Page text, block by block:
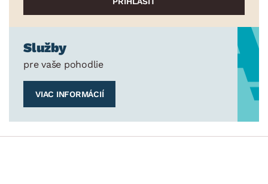
Služby
pre vaše pohodlie
VIAC INFORMÁCIÍ